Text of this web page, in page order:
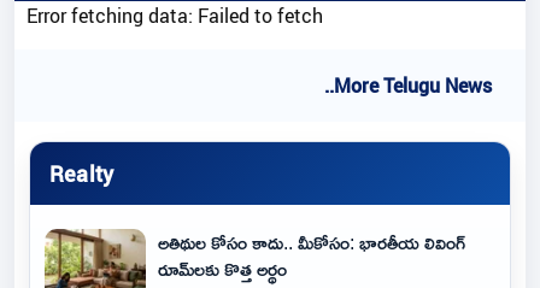
Error fetching data: Failed to fetch
..More Telugu News
Realty
అతిథుల కోసం కాదు.. మీకోసం: భారతీయ లివింగ్
రూమ్‌లకు కొత్త అర్థం